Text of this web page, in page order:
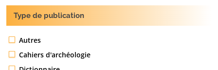
Type de publication
Autres
Cahiers d'archéologie